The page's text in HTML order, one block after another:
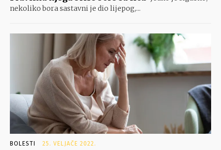
nekoliko bora sastavni je dio lijepog,...
BOLESTI 25. VELJAČE 2022.